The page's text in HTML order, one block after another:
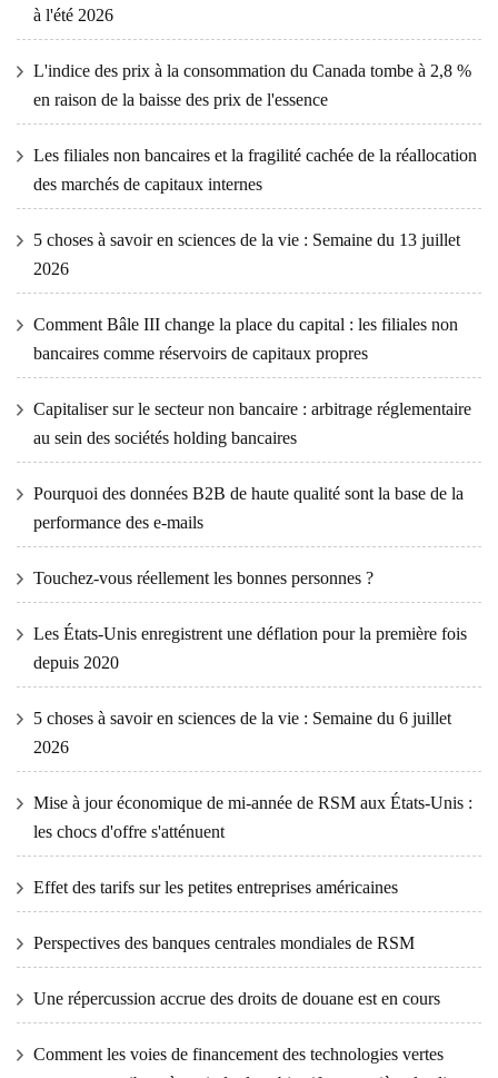
à l'été 2026
L'indice des prix à la consommation du Canada tombe à 2,8 %
en raison de la baisse des prix de l'essence
Les filiales non bancaires et la fragilité cachée de la réallocation
des marchés de capitaux internes
5 choses à savoir en sciences de la vie : Semaine du 13 juillet
2026
Comment Bâle III change la place du capital : les filiales non
bancaires comme réservoirs de capitaux propres
Capitaliser sur le secteur non bancaire : arbitrage réglementaire
au sein des sociétés holding bancaires
Pourquoi des données B2B de haute qualité sont la base de la
performance des e-mails
Touchez-vous réellement les bonnes personnes ?
Les États-Unis enregistrent une déflation pour la première fois
depuis 2020
5 choses à savoir en sciences de la vie : Semaine du 6 juillet
2026
Mise à jour économique de mi-année de RSM aux États-Unis :
les chocs d'offre s'atténuent
Effet des tarifs sur les petites entreprises américaines
Perspectives des banques centrales mondiales de RSM
Une répercussion accrue des droits de douane est en cours
Comment les voies de financement des technologies vertes